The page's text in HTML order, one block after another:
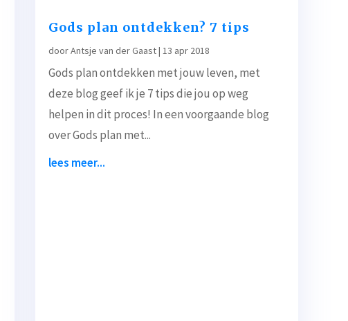
Gods plan ontdekken? 7 tips
doorAntsje van der Gaast| 13 apr 2018
Gods plan ontdekken met jouw leven, met
deze blog geef ik je 7 tips die jou op weg
helpen in dit proces! In een voorgaande blog
over Gods plan met...
lees meer...